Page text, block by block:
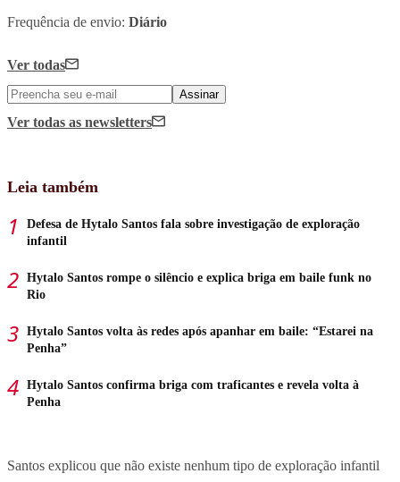
Frequência de envio: Diário
Ver todas
Assinar
Ver todas as newsletters
Leia também
Defesa de Hytalo Santos fala sobre investigação de exploração
infantil
Hytalo Santos rompe o silêncio e explica briga em baile funk no
Rio
Hytalo Santos volta às redes após apanhar em baile: “Estarei na
Penha”
Hytalo Santos confirma briga com traficantes e revela volta à
Penha
Santos explicou que não existe nenhum tipo de exploração infantil